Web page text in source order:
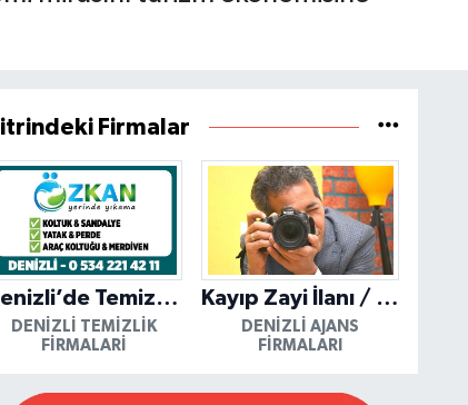
Firmalar
Denizli’de Temizliğin Güvenilir Adresi: Özkan Yerinde Yıkama
DENIZLI TEMIZLIK
FIRMALARI
Kayıp Zayi İlanı / Mutlu Ajans / Denizli
DENIZLI AJANS
FIRMALARI